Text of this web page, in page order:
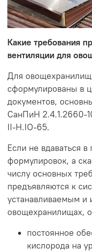
Какие требования
вентиляции для
Для овощехранилищ
сформулированы в
документов,
СанПиН 2.4.1.2660-
II-Н.IO-65.
Если не вдаваться
формулировок, а
числу основных
предъявляются к
устанавливаемым и
овощехранилищах,
постоянное
кислорода на